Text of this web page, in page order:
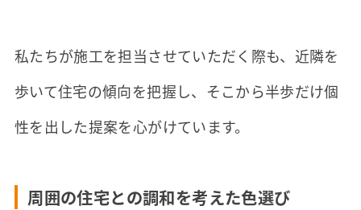
私たちが施工を担当させていただく際も、近隣を
歩いて住宅の傾向を把握し、そこから半歩だけ個
性を出した提案を心がけています。
周囲の住宅との調和を考えた色選び